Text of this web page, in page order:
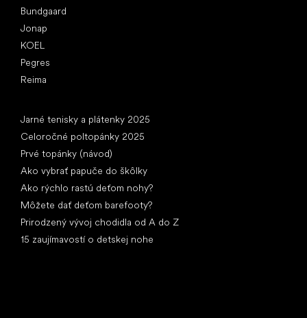
Bundgaard
Jonap
KOEL
Pegres
Reima
Jarné tenisky a plátenky 2025
Celoročné poltopánky 2025
Prvé topánky (návod)
Ako vybrať papuče do škôlky
Ako rýchlo rastú deťom nohy?
Môžete dať deťom barefooty?
Prirodzený vývoj chodidla od A do Z
15 zaujímavostí o detskej nohe